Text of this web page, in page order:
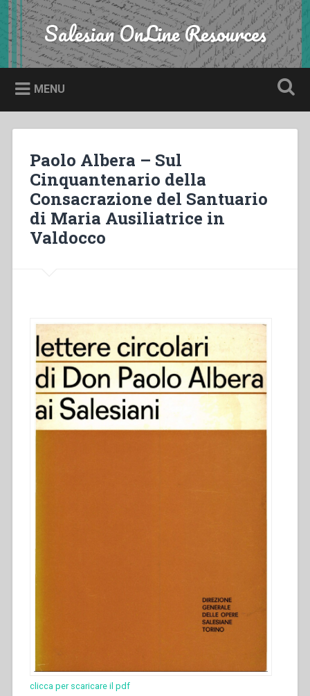
Skip
to
content
Search Salesian OnLine Resources
MENU
Paolo Albera – Sul
Cinquantenario della
Consacrazione del Santuario
di Maria Ausiliatrice in
Valdocco
clicca per scaricare il pdf